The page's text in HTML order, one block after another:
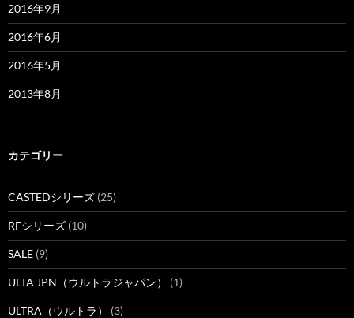
2016年9月
2016年6月
2016年5月
2013年8月
カテゴリー
CASTEDシリーズ (25)
RFシリーズ (10)
SALE (9)
ULTA JPN（ウルトラジャパン） (1)
ULTRA（ウルトラ） (3)